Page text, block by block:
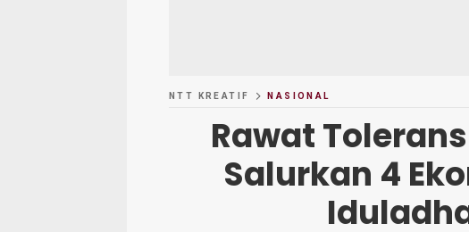
NTT KREATIF NASIONAL
Rawat
Salurkan 4